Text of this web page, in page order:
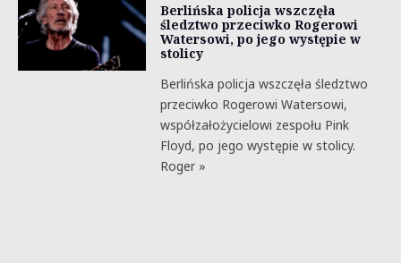
Berlińska policja wszczęła
śledztwo przeciwko Rogerowi
Watersowi, po jego występie w
stolicy
Berlińska policja wszczęła śledztwo
przeciwko Rogerowi Watersowi,
współzałożycielowi zespołu Pink
Floyd, po jego występie w stolicy.
Roger »